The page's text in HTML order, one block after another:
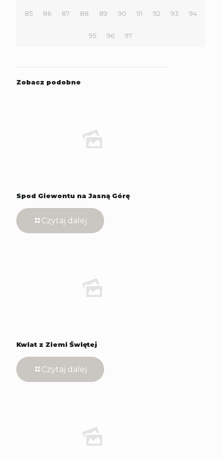
85 86 87 88 89 90 91 92 93 94
95 96 97
Zobacz podobne
Spod Giewontu na Jasną Górę
Czytaj dalej
Kwiat z Ziemi Świętej
Czytaj dalej